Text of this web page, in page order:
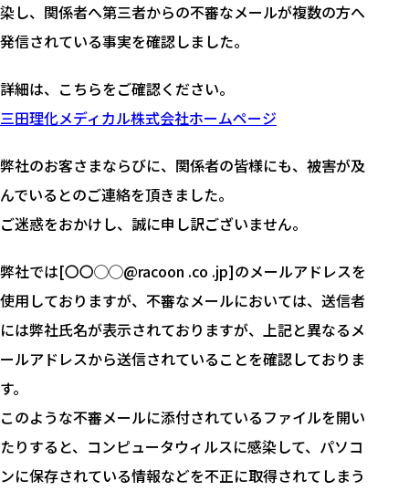
染し、関係者へ第三者からの不審なメールが複数の方へ
発信されている事実を確認しました。
詳細は、こちらをご確認ください。
三田理化メディカル株式会社ホームページ
弊社のお客さまならびに、関係者の皆様にも、被害が及
んでいるとのご連絡を頂きました。
ご迷惑をおかけし、誠に申し訳ございません。
弊社では[〇〇◯◯@racoon .co .jp]のメールアドレスを
使用しておりますが、不審なメールにおいては、送信者
には弊社氏名が表示されておりますが、上記と異なるメ
ールアドレスから送信されていることを確認しておりま
す。
このような不審メールに添付されているファイルを開い
たりすると、コンピュータウィルスに感染して、パソコ
ンに保存されている情報などを不正に取得されてしまう